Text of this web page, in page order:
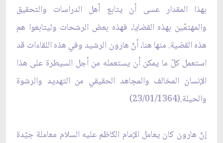
بهذا المقدار عسى أن يتابع أهل الدراسات والتحقيق
والمهتمّين بهذه القضايا، فهذه بعض الرشحات وليتابعوا هم
هذه القضية. منها هنا، أنّ هارون الرشيد وفي هذه اللقاءات قد
استعمل كلّ ما يمكن أن يستعمله من أجل السيطرة على هذا
الإنسان المخالف والمجاهد الحقيقي من التهديد والرشوة
والحيلة.(23/01/1364)
إنّ هارون كان يعامل الإمام الكاظم عليه السلام معاملة جيّدة